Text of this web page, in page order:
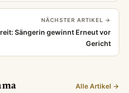
NÄCHSTER ARTIKEL →
Sängerin gewinnt Erneut vor
Gericht
Alle Artikel →